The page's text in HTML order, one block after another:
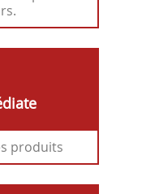
produits